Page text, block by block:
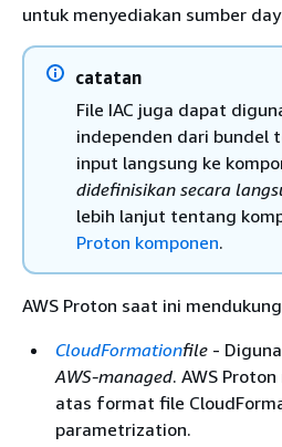
untuk menyediakan sumber
catatan
File IAC juga dapat
independen dari bundel
input langsung ke
didefinisikan secara
lebih lanjut tentang
Proton komponen.
AWS Proton saat ini
CloudFormationfile -
AWS-managed. AWS
atas format file
parametrization.